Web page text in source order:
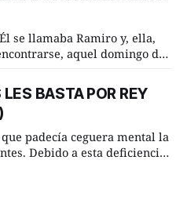
se llamaba Ramiro y, ella,
aquel domingo de
a la pronunciada
presentaba en aquel punto.
BASTA POR REY
padecía ceguera mental la
Debido a esta deficiencia,
no padecían ninguna